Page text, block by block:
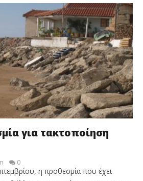
για τακτοποίηση
0
η προθεσμία που έχει